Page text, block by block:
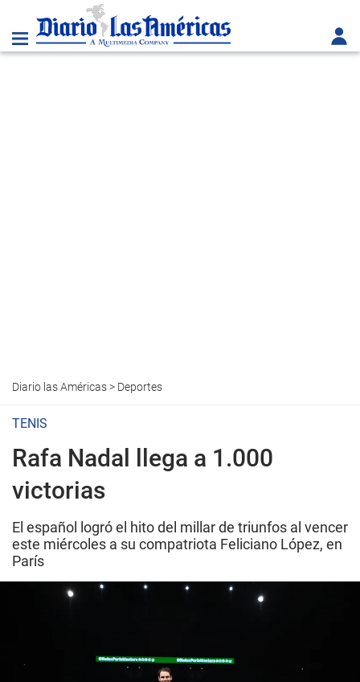
Diario las Américas> Deportes
TENIS
Rafa Nadal llega a 1.000
victorias
El español logró el hito del millar de triunfos al vencer
este miércoles a su compatriota Feliciano López, en
París